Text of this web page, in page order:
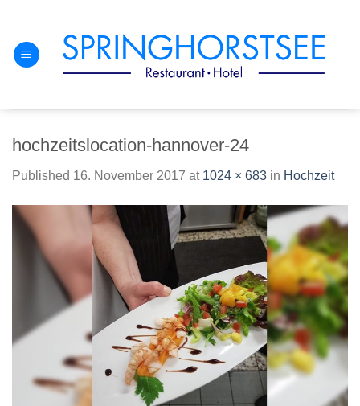
content
hochzeitslocation-hannover-24
Published 16. November 2017 at 1024 × 683 in Hochzeit